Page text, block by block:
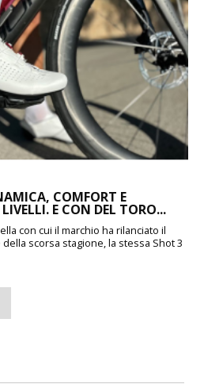
COMFORT E
E CON DEL TORO...
con cui il marchio ha rilanciato il
scorsa stagione, la stessa Shot 3